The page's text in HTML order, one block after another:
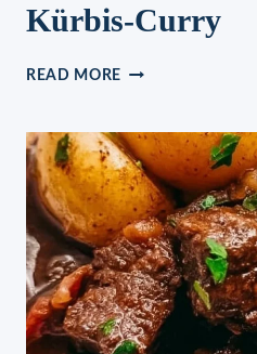
Kürbis-Curry
READ MORE KÜRBIS-